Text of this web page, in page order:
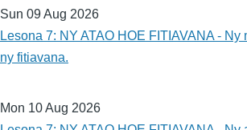
Sun 09 Aug 2026
Lesona 7: NY ATAO HOE FITIAVANA -
ny fitiavana.
Mon 10 Aug 2026